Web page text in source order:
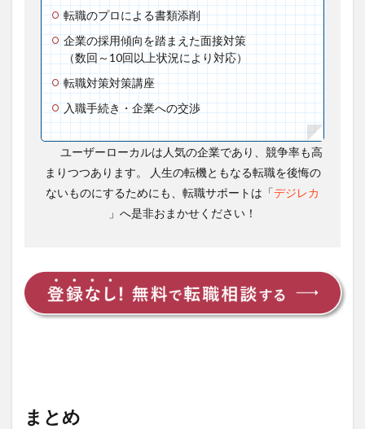
転職のプロによる書類添削
企業の採用傾向を踏まえた面接対策
（数回～10回以上状況により対応）
転職対策対策講座
入職手続き・企業への交渉
ユーザーローカルは人気の企業であり、競争率も高
まりつつあります。 人生の転機ともなる転職を後悔の
ないものにするためにも、転職サポートは「デジレカ
」へ是非おまかせください！
まとめ